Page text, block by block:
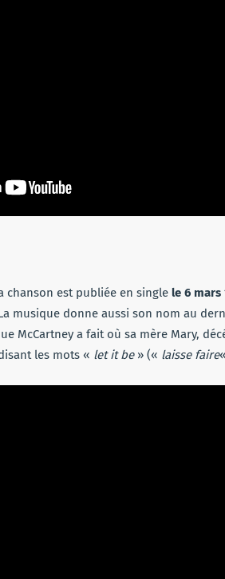
chanson est publiée en single le 6 mars
musique donne aussi son nom au
McCartney a fait où sa mère Mary,
les mots « let it be» (« laisse faire